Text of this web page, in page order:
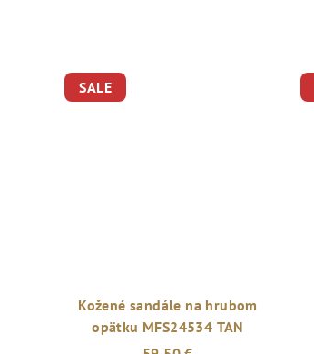
SALE
Kožené sandále na hrubom
opätku MFS24534 TAN